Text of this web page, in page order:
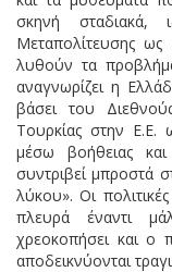
σκηνή σταδιακά,
Μεταπολίτευσης
λυθούν τα
αναγνωρίζει η
βάσει του
Τουρκίας στην Ε.Ε.
μέσω βοήθειας
συντριβεί μπροστά
λύκου». Οι
πλευρά έναντι
χρεοκοπήσει και ο
αποδεικνύονται